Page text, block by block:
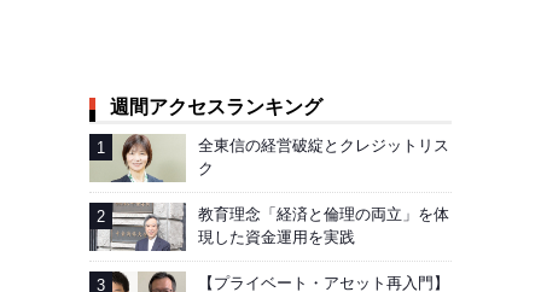
週間アクセスランキング
全東信の経営破綻とクレジットリス
ク
教育理念「経済と倫理の両立」を体
現した資金運用を実践
【プライベート・アセット再入門】